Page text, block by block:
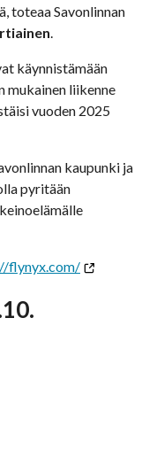
toteaa Savonlinnan
.
käynnistämään
mukainen liikenne
vuoden 2025
kaupunki ja
pyritään
flynyx.com/